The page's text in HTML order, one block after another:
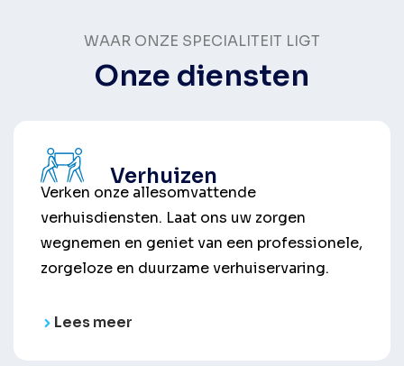
WAAR ONZE SPECIALITEIT LIGT
Onze diensten
Verhuizen
Verken onze allesomvattende
verhuisdiensten. Laat ons uw zorgen
wegnemen en geniet van een professionele,
zorgeloze en duurzame verhuiservaring.
Lees meer